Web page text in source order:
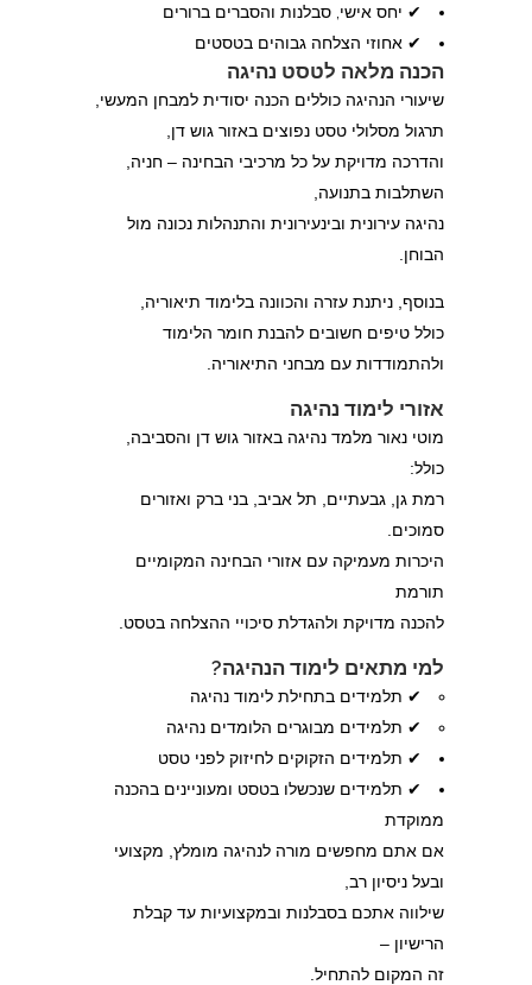
✔ יחס אישי, סבלנות והסברים ברורים
✔ אחוזי הצלחה גבוהים בטסטים
הכנה מלאה לטסט נהיגה
שיעורי הנהיגה כוללים הכנה יסודית למבחן המעשי,
תרגול מסלולי טסט נפוצים באזור גוש דן,
והדרכה מדויקת על כל מרכיבי הבחינה – חניה,
השתלבות בתנועה,
נהיגה עירונית ובינעירונית והתנהלות נכונה מול
הבוחן.
בנוסף, ניתנת עזרה והכוונה בלימוד תיאוריה,
כולל טיפים חשובים להבנת חומר הלימוד
ולהתמודדות עם מבחני התיאוריה.
אזורי לימוד נהיגה
מוטי נאור מלמד נהיגה באזור גוש דן והסביבה,
כולל:
רמת גן, גבעתיים, תל אביב, בני ברק ואזורים
סמוכים.
היכרות מעמיקה עם אזורי הבחינה המקומיים
תורמת
להכנה מדויקת ולהגדלת סיכויי ההצלחה בטסט.
למי מתאים לימוד הנהיגה?
✔ תלמידים בתחילת לימוד נהיגה
✔ תלמידים מבוגרים הלומדים נהיגה
✔ תלמידים הזקוקים לחיזוק לפני טסט
✔ תלמידים שנכשלו בטסט ומעוניינים בהכנה
ממוקדת
אם אתם מחפשים מורה לנהיגה מומלץ, מקצועי
ובעל ניסיון רב,
שילווה אתכם בסבלנות ובמקצועיות עד קבלת
הרישיון –
זה המקום להתחיל.